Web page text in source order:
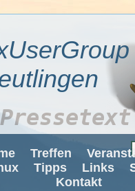
Pressetext
Treffen
Tipps Links
Kontakt